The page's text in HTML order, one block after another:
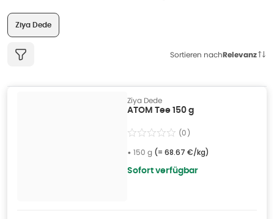
Ziya Dede
Sortieren nachRelevanz
Ziya Dede
ATOM Tee 150 g
(0)
• 150 g (= 68.67 €/kg)
Sofort verfügbar